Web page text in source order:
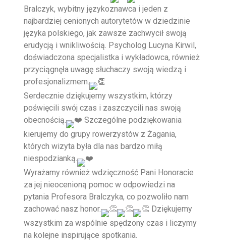
Bralczyk, wybitny językoznawca i jeden z
najbardziej cenionych autorytetów w dziedzinie
języka polskiego, jak zawsze zachwycił swoją
erudycją i wnikliwością. Psycholog Lucyna Kirwil,
doświadczona specjalistka i wykładowca, również
przyciągnęła uwagę słuchaczy swoją wiedzą i
profesjonalizmem.
Serdecznie dziękujemy wszystkim, którzy
poświęcili swój czas i zaszczycili nas swoją
obecnością.
Szczególne podziękowania
kierujemy do grupy rowerzystów z Żagania,
których wizyta była dla nas bardzo miłą
niespodzianką.
Wyrażamy również wdzięczność Pani Honoracie
za jej nieocenioną pomoc w odpowiedzi na
pytania Profesora Bralczyka, co pozwoliło nam
zachować nasz honor.
Dziękujemy
wszystkim za wspólnie spędzony czas i liczymy
na kolejne inspirujące spotkania.